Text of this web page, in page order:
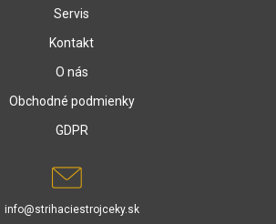
Servis
Kontakt
O nás
Obchodné podmienky
GDPR
info@strihaciestrojceky.sk